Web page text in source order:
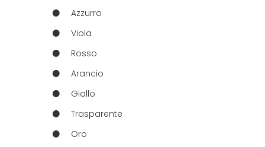
Azzurro
Viola
Rosso
Arancio
Giallo
Trasparente
Oro